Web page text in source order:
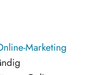
Marketing